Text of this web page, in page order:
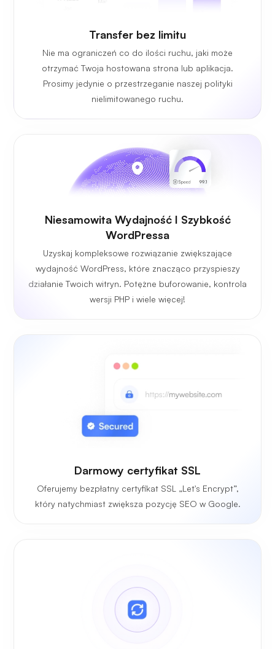
Transfer bez limitu
Nie ma ograniczeń co do ilości ruchu, jaki może
otrzymać Twoja hostowana strona lub aplikacja.
Prosimy jedynie o przestrzeganie naszej polityki
nielimitowanego ruchu.
Niesamowita Wydajność I Szybkość
WordPressa
Uzyskaj kompleksowe rozwiązanie zwiększające
wydajność WordPress, które znacząco przyspieszy
działanie Twoich witryn. Potężne buforowanie, kontrola
wersji PHP i wiele więcej!
Darmowy certyfikat SSL
Oferujemy bezpłatny certyfikat SSL „Let's Encrypt”,
który natychmiast zwiększa pozycję SEO w Google.